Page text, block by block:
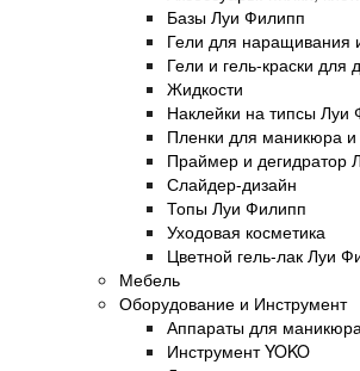
Базы Луи Филипп
Гели для наращивания
Гели и гель-краски для
Жидкости
Наклейки на типсы Луи
Пленки для маникюра
Праймер и дегидратор
Слайдер-дизайн
Топы Луи Филипп
Уходовая косметика
Цветной гель-лак Луи
Мебель
Оборудование и Инструмент
Аппараты для
Инструмент YOKO